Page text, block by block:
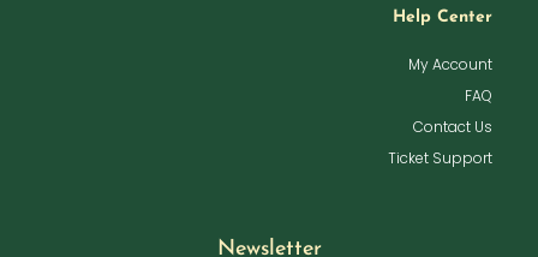
Help Center
My Account
FAQ
Contact Us
Ticket Support
Newsletter